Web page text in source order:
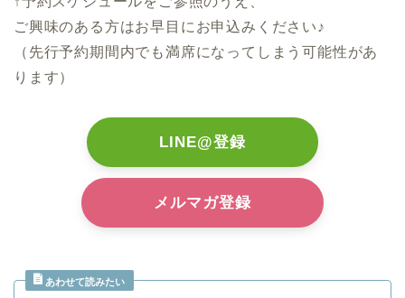
ご興味のある方はお早目にお申込みください♪
（先行予約期間内でも満席になってしまう可能性があ
ります）
LINE@登録
メルマガ登録